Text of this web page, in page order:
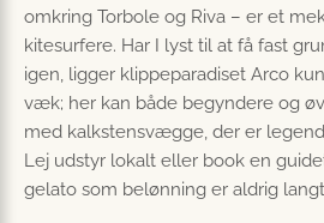
omkring Torbole og Riva – er et
kitesurfere. Har I lyst til at få fast
igen, ligger klippeparadiset Arco
væk; her kan både begyndere og
med kalkstensvægge, der er
Lej udstyr lokalt eller book en
gelato som belønning er aldrig